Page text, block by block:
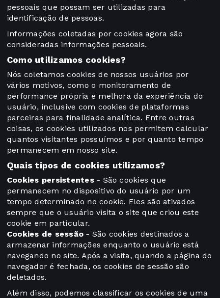
pessoais que possam ser utilizadas para
identificação de pessoas.
Informações coletadas por cookies agora são
consideradas informações pessoais.
Como utilizamos cookies?
Nós coletamos cookies de nossos usuários por
vários motivos, como o monitoramento de
performance própria e melhora da experiência do
usuário, inclusive com cookies de plataformas
parceiras para finalidade analítica. Entre outras
coisas, os cookies utilizados nos permitem calcular
quantos visitantes possuímos e por quanto tempo
permanecem em nosso site.
Quais tipos de cookies utilizamos?
Cookies persistentes- São cookies que
permanecem no dispositivo do usuário por um
tempo determinado no cookie. Eles são ativados
sempre que o usuário visita o site que criou este
cookie em particular.
Cookies de sessão - São cookies destinados a
armazenar informações enquanto o usuário está
navegando no site. Após a visita, quando a página do
navegador é fechada, os cookies de sessão são
deletados.
Além disso, podemos classificar os cookies de uma